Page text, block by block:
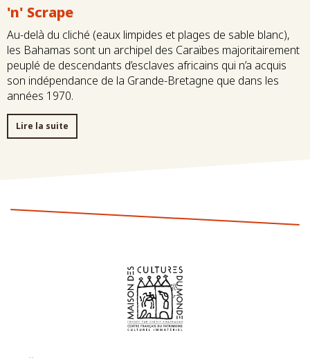
'n' Scrape
Au-delà du cliché (eaux limpides et plages de sable blanc),
les Bahamas sont un archipel des Caraïbes majoritairement
peuplé de descendants d’esclaves africains qui n’a acquis
son indépendance de la Grande-Bretagne que dans les
années 1970.
Lire la suite